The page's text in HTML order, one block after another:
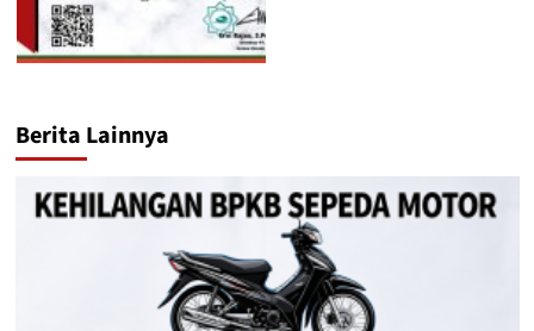
Berita Lainnya